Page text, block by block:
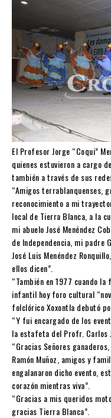
El Profesor Jorge “Coqui”
quienes estuvieron a cargo
también a través de sus
“Amigos terrablanquenses,
reconocimiento a mi
local de Tierra Blanca, a la
mi abuelo José Menéndez
de Independencia, mi padre
José Luis Menéndez
ellos dicen”.
“También en 1977 cuando
infantil hoy foro cultural
folclórico Xoxontla debutó
“Y fui encargado de los
la estafeta del Profr. Carlos
“Gracias Señores
Ramón Muñoz, amigos y
engalanaron dicho evento,
corazón mientras viva”.
“Gracias a mis queridos
gracias Tierra Blanca”.